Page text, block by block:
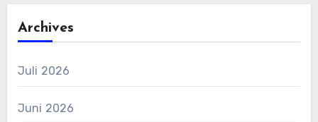
Archives
Juli 2026
Juni 2026